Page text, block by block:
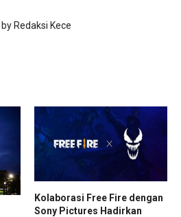
Redaksi Kece
Kolaborasi Free Fire dengan
Sony Pictures Hadirkan